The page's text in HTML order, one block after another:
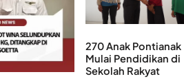
270 Anak Pontianak
Mulai Pendidikan di
Sekolah Rakyat